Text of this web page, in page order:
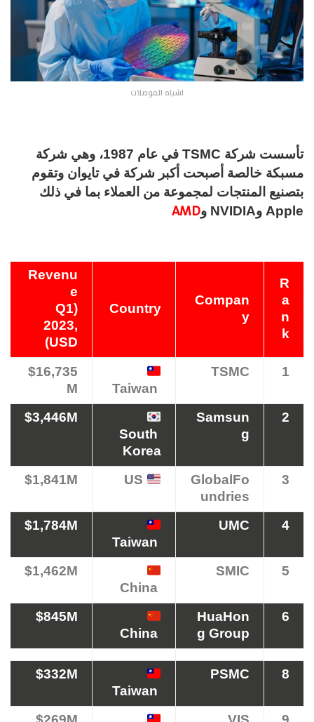
اشباه الموصلات
تأسست شركة TSMC في عام 1987، وهي شركة
مسبكة خالصة أصبحت أكبر شركة في تايوان وتقوم
بتصنيع المنتجات لمجموعة من العملاء بما في ذلك
Apple وNVIDIA و
AMD
R
a
n
k
Compan
y
Country
Revenu
e
(Q1
2023,
USD)
1
TSMC
$16,735
M
2
Samsun
g
South
Korea
$3,446M
3
GlobalFo
undries
$1,841M
4
UMC
$1,784M
5
SMIC
$1,462M
6
HuaHon
g Group
$845M
8
PSMC
$332M